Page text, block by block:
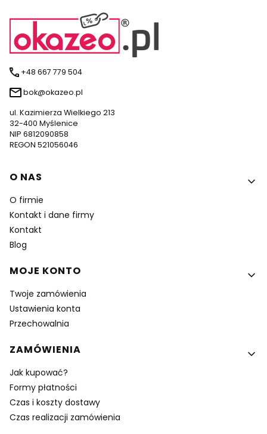
+48 667 779 504
bok@okazeo.pl
ul. Kazimierza Wielkiego 213
32-400 Myślenice
NIP 6812090858
REGON 521056046
Linki w stopce
O NAS
O firmie
Kontakt i dane firmy
Kontakt
Blog
MOJE KONTO
Twoje zamówienia
Ustawienia konta
Przechowalnia
ZAMÓWIENIA
Jak kupować?
Formy płatności
Czas i koszty dostawy
Czas realizacji zamówienia